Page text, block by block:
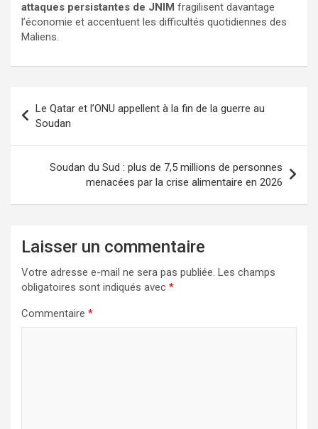
attaques persistantes de JNIM fragilisent davantage
l’économie et accentuent les difficultés quotidiennes des
Maliens.
Le Qatar et l’ONU appellent à la fin de la guerre au
Soudan
Soudan du Sud : plus de 7,5 millions de personnes
menacées par la crise alimentaire en 2026
Laisser un commentaire
Votre adresse e-mail ne sera pas publiée. Les champs
obligatoires sont indiqués avec *
Commentaire *